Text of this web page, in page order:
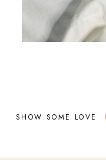
SHOW SOME LOVE